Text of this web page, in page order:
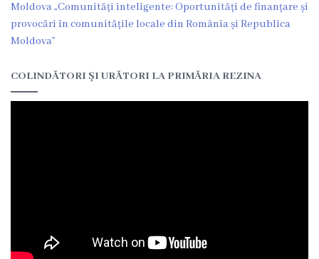
Moldova „Comunități inteligente: Oportunități de finanțare și
provocări în comunitățile locale din România și Republica
Moldova”
COLINDĂTORI ȘI URĂTORI LA PRIMĂRIA REZINA